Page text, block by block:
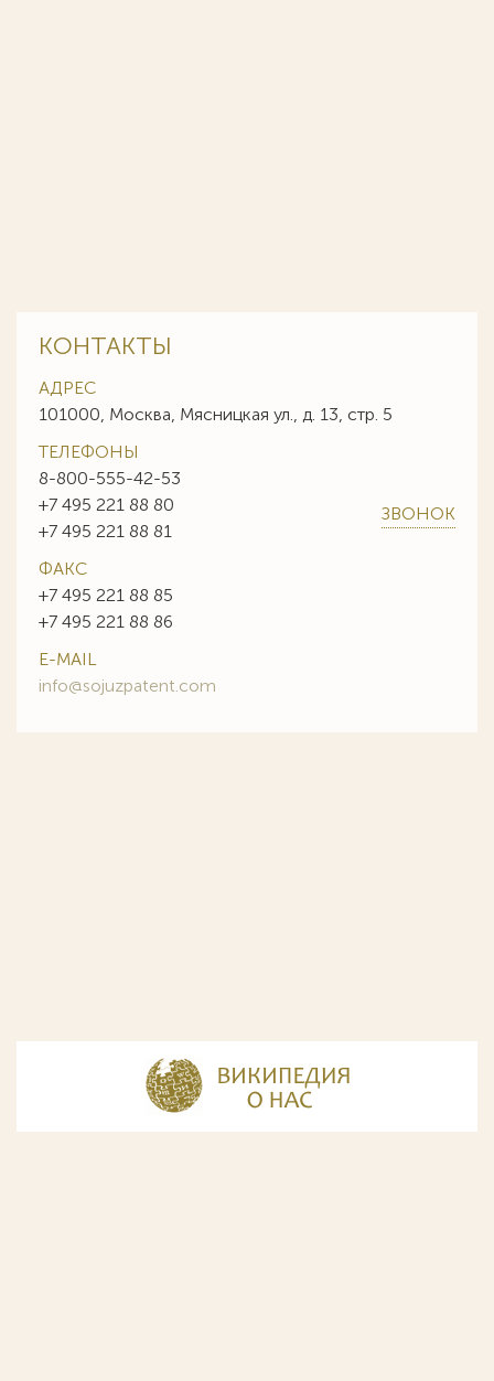
КОНТАКТЫ
АДРЕС
101000, Москва, Мясницкая ул., д. 13, стр. 5
ТЕЛЕФОНЫ
8-800-555-42-53
+7 495 221 88 80
+7 495 221 88 81
ЗВОНОК
ФАКС
+7 495 221 88 85
+7 495 221 88 86
E-MAIL
info@sojuzpatent.com